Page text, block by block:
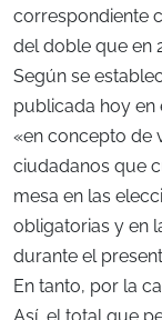
correspondiente
del doble que en
Según se
publicada hoy en
«en concepto de
ciudadanos que
mesa en las
obligatorias y en
durante el
En tanto, por la